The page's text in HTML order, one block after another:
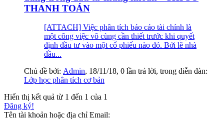
THANH TOÁN
[ATTACH] Việc phân tích báo cáo tài chính là
một công việc vô cùng cần thiết trước khi quyết
định đầu tư vào một cổ phiếu nào đó. Bởi lẽ nhà
đầu...
Chủ đề bởi: Admin, 18/11/18, 0 lần trả lời, trong diễn đàn:
Lớp học phân tích cơ bản
Hiển thị kết quả từ 1 đến 1 của 1
Đăng ký!
Tên tài khoản hoặc địa chỉ Email: